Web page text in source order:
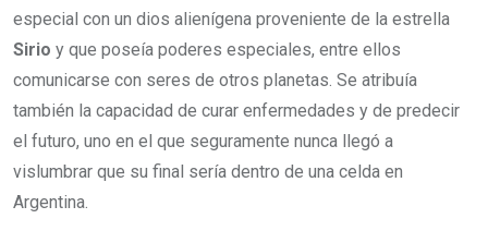
especial con un dios alienígena proveniente de la estrella
Sirio y que poseía poderes especiales, entre ellos
comunicarse con seres de otros planetas. Se atribuía
también la capacidad de curar enfermedades y de predecir
el futuro, uno en el que seguramente nunca llegó a
vislumbrar que su final sería dentro de una celda en
Argentina.